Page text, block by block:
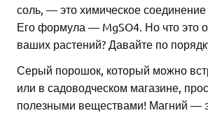
соль, — это химическое
Его формула — MgSO4. Но что это
ваших растений? Давайте по
Серый порошок, который можно
или в садоводческом магазине,
полезными веществами! Магний —